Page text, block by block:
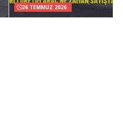
26 TEMMUZ 2026